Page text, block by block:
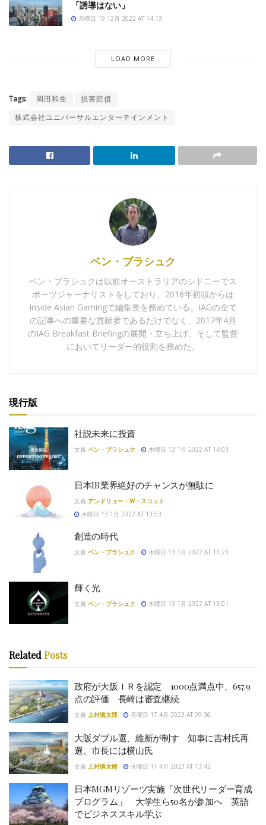
「誘導はない」
月曜日 19 12月 2022 AT 14:13
LOAD MORE
Tags: 岡田和生
損害賠償
株式会社ユニバーサルエンターテインメント
ベン・ブラシュク
ベン・ブラシュクは以前オーストラリアのシドニーでス
ポーツジャーナリストをしており、2016年初頭からは
Inside Asian Gamingで編集長を務めている。IAGの全て
の記事への重要な貢献者であるだけでなく、2017年4月
のIAG Breakfast Briefingの展開・立ち上げ、そして監督
においてリーダー的役割を務めた。
現行版
社説未来に投資
文責 ベン・ブラシュク 木曜日 13 1月 2022 AT 14:03
日本IR業界絶好のチャンスが無駄に
文責 アンドリュー・W・スコット
木曜日 13 1月 2022 AT 13:53
創造の時代
文責 ベン・ブラシュク 木曜日 13 1月 2022 AT 13:23
輝く光
文責 ベン・ブラシュク 木曜日 13 1月 2022 AT 13:01
RelatedPosts
政府が大阪ＩＲを認定 1000点満点中、657.9
点の評価 長崎は審査継続
文責 上村慎太郎 月曜日 17 4月 2023 AT 09:36
大阪ダブル選、維新が制す 知事に吉村氏再
選、市長には横山氏
文責 上村慎太郎 火曜日 11 4月 2023 AT 13:42
日本MGMリゾーツ実施「次世代リーダー育成
プログラム」 大学生ら50名が参加へ 英語
でビジネススキル学ぶ